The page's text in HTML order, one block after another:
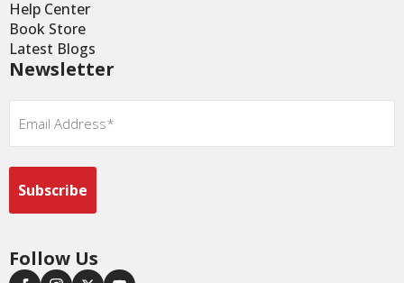
Help Center
Book Store
Latest Blogs
Newsletter
Email
Follow Us